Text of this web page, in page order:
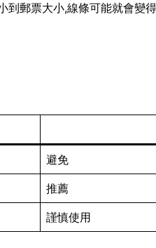
郵票大小,線條可能就會變
避免
推薦
謹慎使用